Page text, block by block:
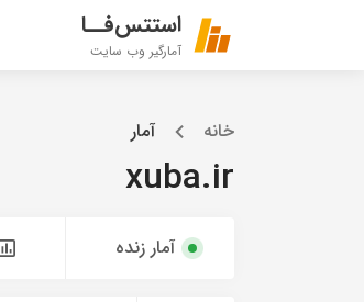
استتس‌فــا
آمارگیر وب سایت
خانه آمار
xuba.ir
آمار زنده